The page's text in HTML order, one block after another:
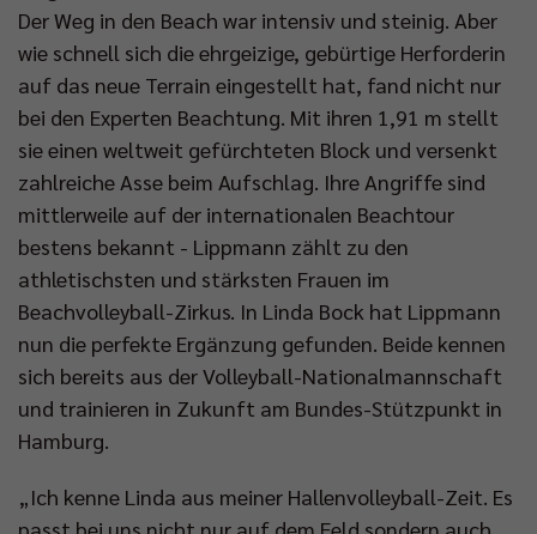
Der Weg in den Beach war intensiv und steinig. Aber
wie schnell sich die ehrgeizige, gebürtige Herforderin
auf das neue Terrain eingestellt hat, fand nicht nur
bei den Experten Beachtung. Mit ihren 1,91 m stellt
sie einen weltweit gefürchteten Block und versenkt
zahlreiche Asse beim Aufschlag. Ihre Angriffe sind
mittlerweile auf der internationalen Beachtour
bestens bekannt - Lippmann zählt zu den
athletischsten und stärksten Frauen im
Beachvolleyball-Zirkus. In Linda Bock hat Lippmann
nun die perfekte Ergänzung gefunden. Beide kennen
sich bereits aus der Volleyball-Nationalmannschaft
und trainieren in Zukunft am Bundes-Stützpunkt in
Hamburg.
„Ich kenne Linda aus meiner Hallenvolleyball-Zeit. Es
passt bei uns nicht nur auf dem Feld sondern auch